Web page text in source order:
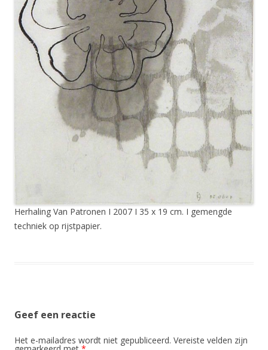
Herhaling Van Patronen I 2007 I 35 x 19 cm. I gemengde
techniek op rijstpapier.
Geef een reactie
Het e-mailadres wordt niet gepubliceerd. Vereiste velden zijn